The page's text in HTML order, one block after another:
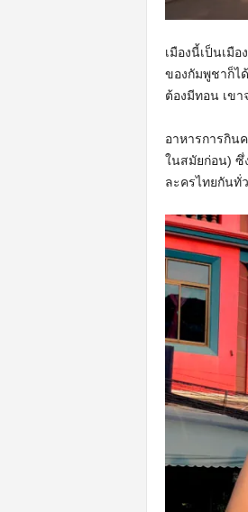
เมืองนี้เป็นเมื
ของกัมพูชาก็ไ
ต้องมีทอน เขา
อาหารการกิน
ในสมัยก่อน) ซึ่
ละครไทยกันทั่